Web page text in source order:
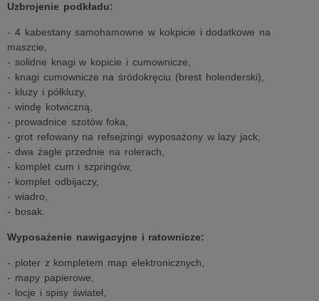
Uzbrojenie podkładu:
- 4 kabestany samohamowne w kokpicie i dodatkowe na
maszcie,
- solidne knagi w kopicie i cumownicze,
- knagi cumownicze na śródokręciu (brest holenderski),
- kluzy i półkluzy,
- windę kotwiczną,
- prowadnice szotów foka,
- grot refowany na refsejzingi wyposażony w lazy jack,
- dwa żagle przednie na rolerach,
- komplet cum i szpringów,
- komplet odbijaczy,
- wiadro,
- bosak.
Wyposażenie nawigacyjne i ratownicze:
- ploter z kompletem map elektronicznych,
- mapy papierowe,
- locje i spisy świateł,